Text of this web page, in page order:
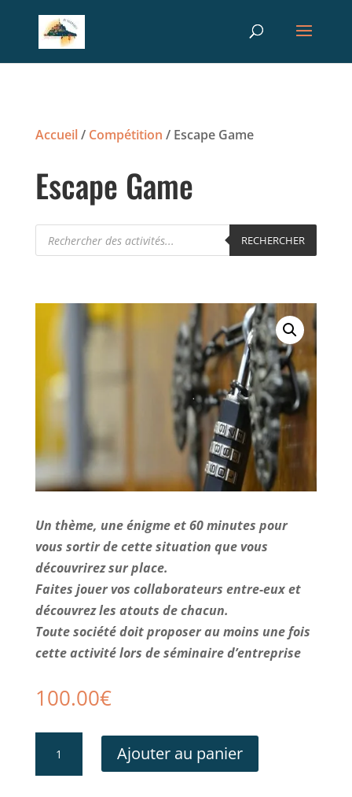
Accueil/ Compétition / Escape Game
Escape Game
Recherche
de
produits
RECHERCHER
Un thème, une énigme et 60 minutes pour
vous sortir de cette situation que vous
découvrirez sur place.
Faites jouer vos collaborateurs entre-eux et
découvrez les atouts de chacun.
Toute société doit proposer au moins une fois
cette activité lors de séminaire d’entreprise
100.00€
Ajouter au panier